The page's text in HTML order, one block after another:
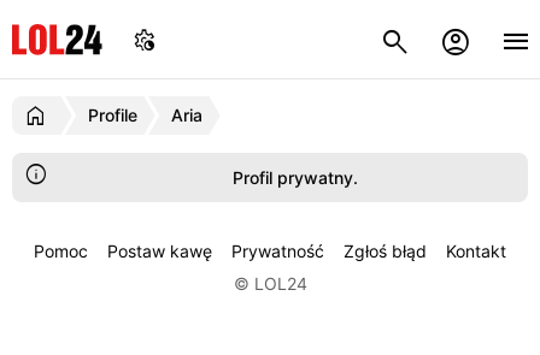
Profile Aria
Profil prywatny.
Pomoc Postaw kawę Prywatność Zgłoś błąd
Kontakt
© LOL24